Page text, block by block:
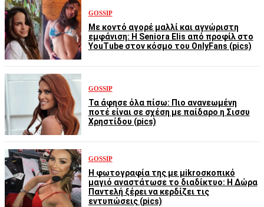
GOSSIP
Με κοντό αγορέ μαλλί και αγνώριστη
εμφάνιση: Η Seniora Elis από προφίλ στο
YouTube στον κόσμο του OnlyFans (pics)
GOSSIP
Τα άφησε όλα πίσω: Πιο ανανεωμένη
ποτέ είναι σε σχέση με παίδαρο η Σισσυ
Χρηστίδου (pics)
GOSSIP
Η φωτογραφία της με μikroσκοπικό
μαγιό αναστάτωσε το διαδίκτυο: Η Δώρα
Παντελή ξέρει να κερδίζει τις
εντυπώσεις (pics)